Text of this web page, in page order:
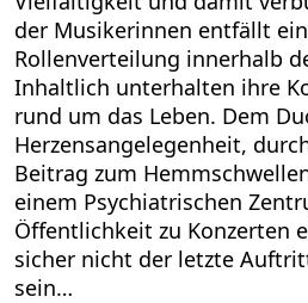
der Musikerinnen entfällt
Rollenverteilung innerhalb
Inhaltlich unterhalten ihre
rund um das Leben. Dem
Herzensangelegenheit,
Beitrag zum
einem Psychiatrischen
Öffentlichkeit zu Konzerten
sicher nicht der letzte
sein…